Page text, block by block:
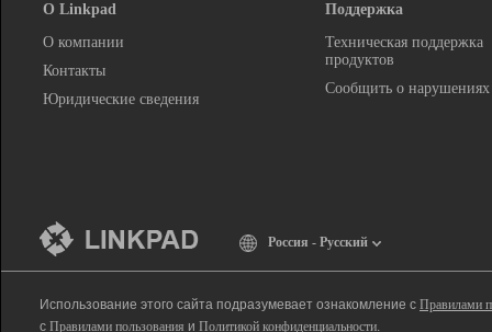
О Linkpad
О компании
Контакты
Юридические сведения
Поддержка
Техническая поддержка
продуктов
Сообщить о нарушениях
Россия - Русский
Использование этого сайта подразумевает ознакомление с Правилами
с Правилами пользования и Политикой конфиденциальности.